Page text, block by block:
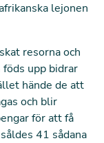
lejonen
resorna och
föds upp bidrar
hände de att
och blir
för att få
41 sådana